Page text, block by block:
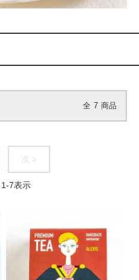
全 7 商品
次 >
1-7表示